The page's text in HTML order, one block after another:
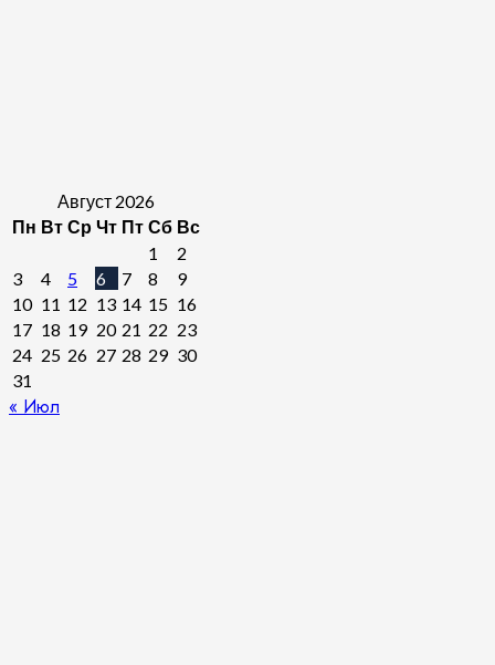
Август 2026
Пн Вт Ср Чт Пт Сб Вс
1
2
3
4 5 6 7 8
9
10 11 12 13 14 15 16
17 18 19 20 21 22 23
24 25 26 27 28 29 30
31
« Июл